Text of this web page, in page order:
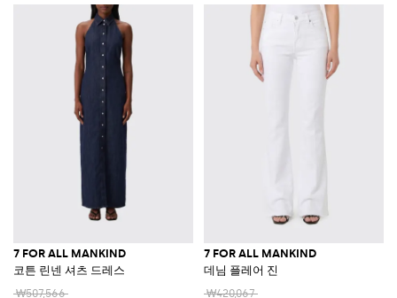
7 FOR ALL MANKIND
코튼 린넨 셔츠 드레스
₩507,566
7 FOR ALL MANKIND
데님 플레어 진
₩420,067